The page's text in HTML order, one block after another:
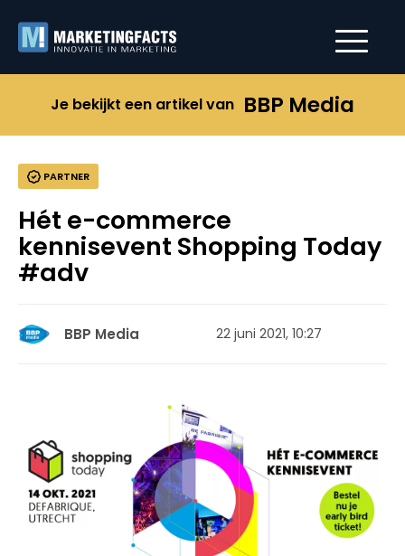
Je bekijkt een artikel van BBP Media
PARTNER
Hét e-commerce
kennisevent Shopping Today
#adv
BBP Media 22 juni 2021, 10:27